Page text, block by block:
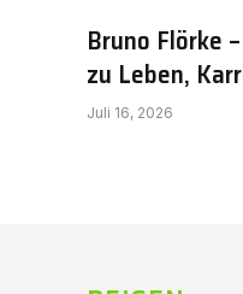
Bruno Flörke
zu Leben,
Juli 16, 2026